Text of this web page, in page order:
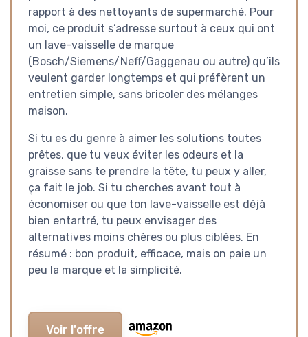
rapport à des nettoyants de supermarché. Pour
moi, ce produit s’adresse surtout à ceux qui ont
un lave-vaisselle de marque
(Bosch/Siemens/Neff/Gaggenau ou autre) qu’ils
veulent garder longtemps et qui préfèrent un
entretien simple, sans bricoler des mélanges
maison.
Si tu es du genre à aimer les solutions toutes
prêtes, que tu veux éviter les odeurs et la
graisse sans te prendre la tête, tu peux y aller,
ça fait le job. Si tu cherches avant tout à
économiser ou que ton lave-vaisselle est déjà
bien entartré, tu peux envisager des
alternatives moins chères ou plus ciblées. En
résumé : bon produit, efficace, mais on paie un
peu la marque et la simplicité.
Voir l'offre